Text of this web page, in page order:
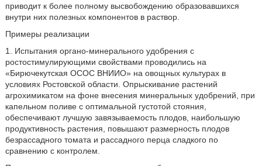
приводит к более полному высвобождению образовавшихся
внутри них полезных компонентов в раствор.
Примеры реализации
1. Испытания органо-минерального удобрения с
ростостимулирующими свойствами проводились на
«Бирючекутская ОСОС ВНИИО» на овощных культурах в
условиях Ростовской области. Опрыскивание растений
агрохимикатом на фоне внесения минеральных удобрений, при
капельном поливе с оптимальной густотой стояния,
обеспечивают лучшую завязываемость плодов, наибольшую
продуктивность растения, повышают размерность плодов
безрассадного томата и рассадного перца сладкого по
сравнению с контролем.